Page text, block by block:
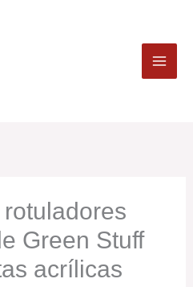
Green Stuff
acrílicas